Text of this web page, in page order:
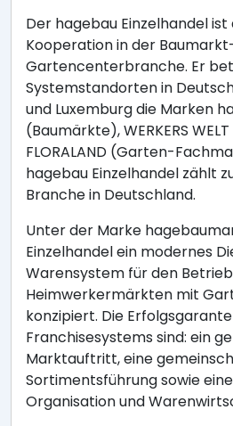
Der hagebau Einzelhandel
Kooperation in der
Gartencenterbranche. Er
Systemstandorten in
und Luxemburg die Marken
(Baumärkte), WERKERS
FLORALAND (Garten-
hagebau Einzelhandel zählt
Branche in Deutschland.
Unter der Marke
Einzelhandel ein modernes
Warensystem für den
Heimwerkermärkten mit
konzipiert. Die
Franchisesystems sind: ein
Marktauftritt, eine
Sortimentsführung sowie
Organisation und